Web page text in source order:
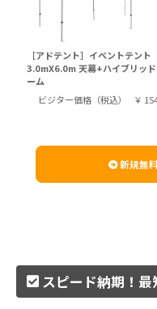
［アドテント］イベントテント
3.0mX6.0m 天幕+ハイブリッ
ーム
ビジター価格（税込）
￥
新規無
スピード納期！最